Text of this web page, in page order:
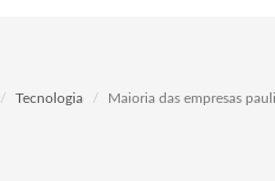
Tecnologia Maioria das empresas